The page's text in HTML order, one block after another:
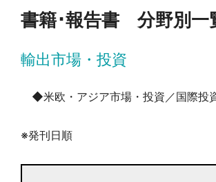
書籍･報告書 分野別一
輸出市場・投資
◆米欧・アジア市場・投資／国際投
※発刊日順